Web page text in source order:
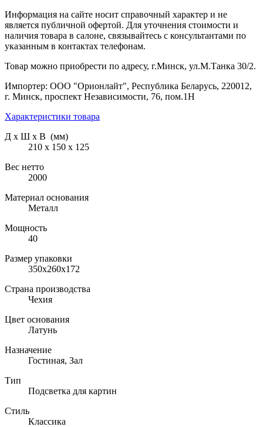
Информация на сайте носит справочный характер и не
является публичной офертой. Для уточнения стоимости и
наличия товара в салоне, связывайтесь с консультантами по
указанным в контактах телефонам.
Товар можно приобрести по адресу, г.Минск, ул.М.Танка 30/2.
Импортер: ООО "Орионлайт", Республика Беларусь, 220012,
г. Минск, проспект Независимости, 76, пом.1Н
Характеристики товара
Д х Ш х В (мм)
210 х 150 х 125
Вес нетто
2000
Материал основания
Металл
Мощность
40
Размер упаковки
350x260x172
Страна производства
Чехия
Цвет основания
Латунь
Назначение
Гостиная, Зал
Тип
Подсветка для картин
Стиль
Классика